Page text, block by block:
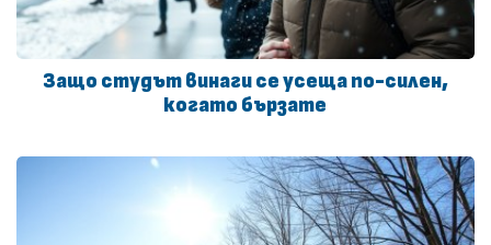
Защо студът винаги се усеща по-силен,
когато бързате